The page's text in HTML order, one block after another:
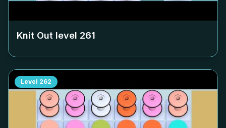
Knit Out level 261
Level 262